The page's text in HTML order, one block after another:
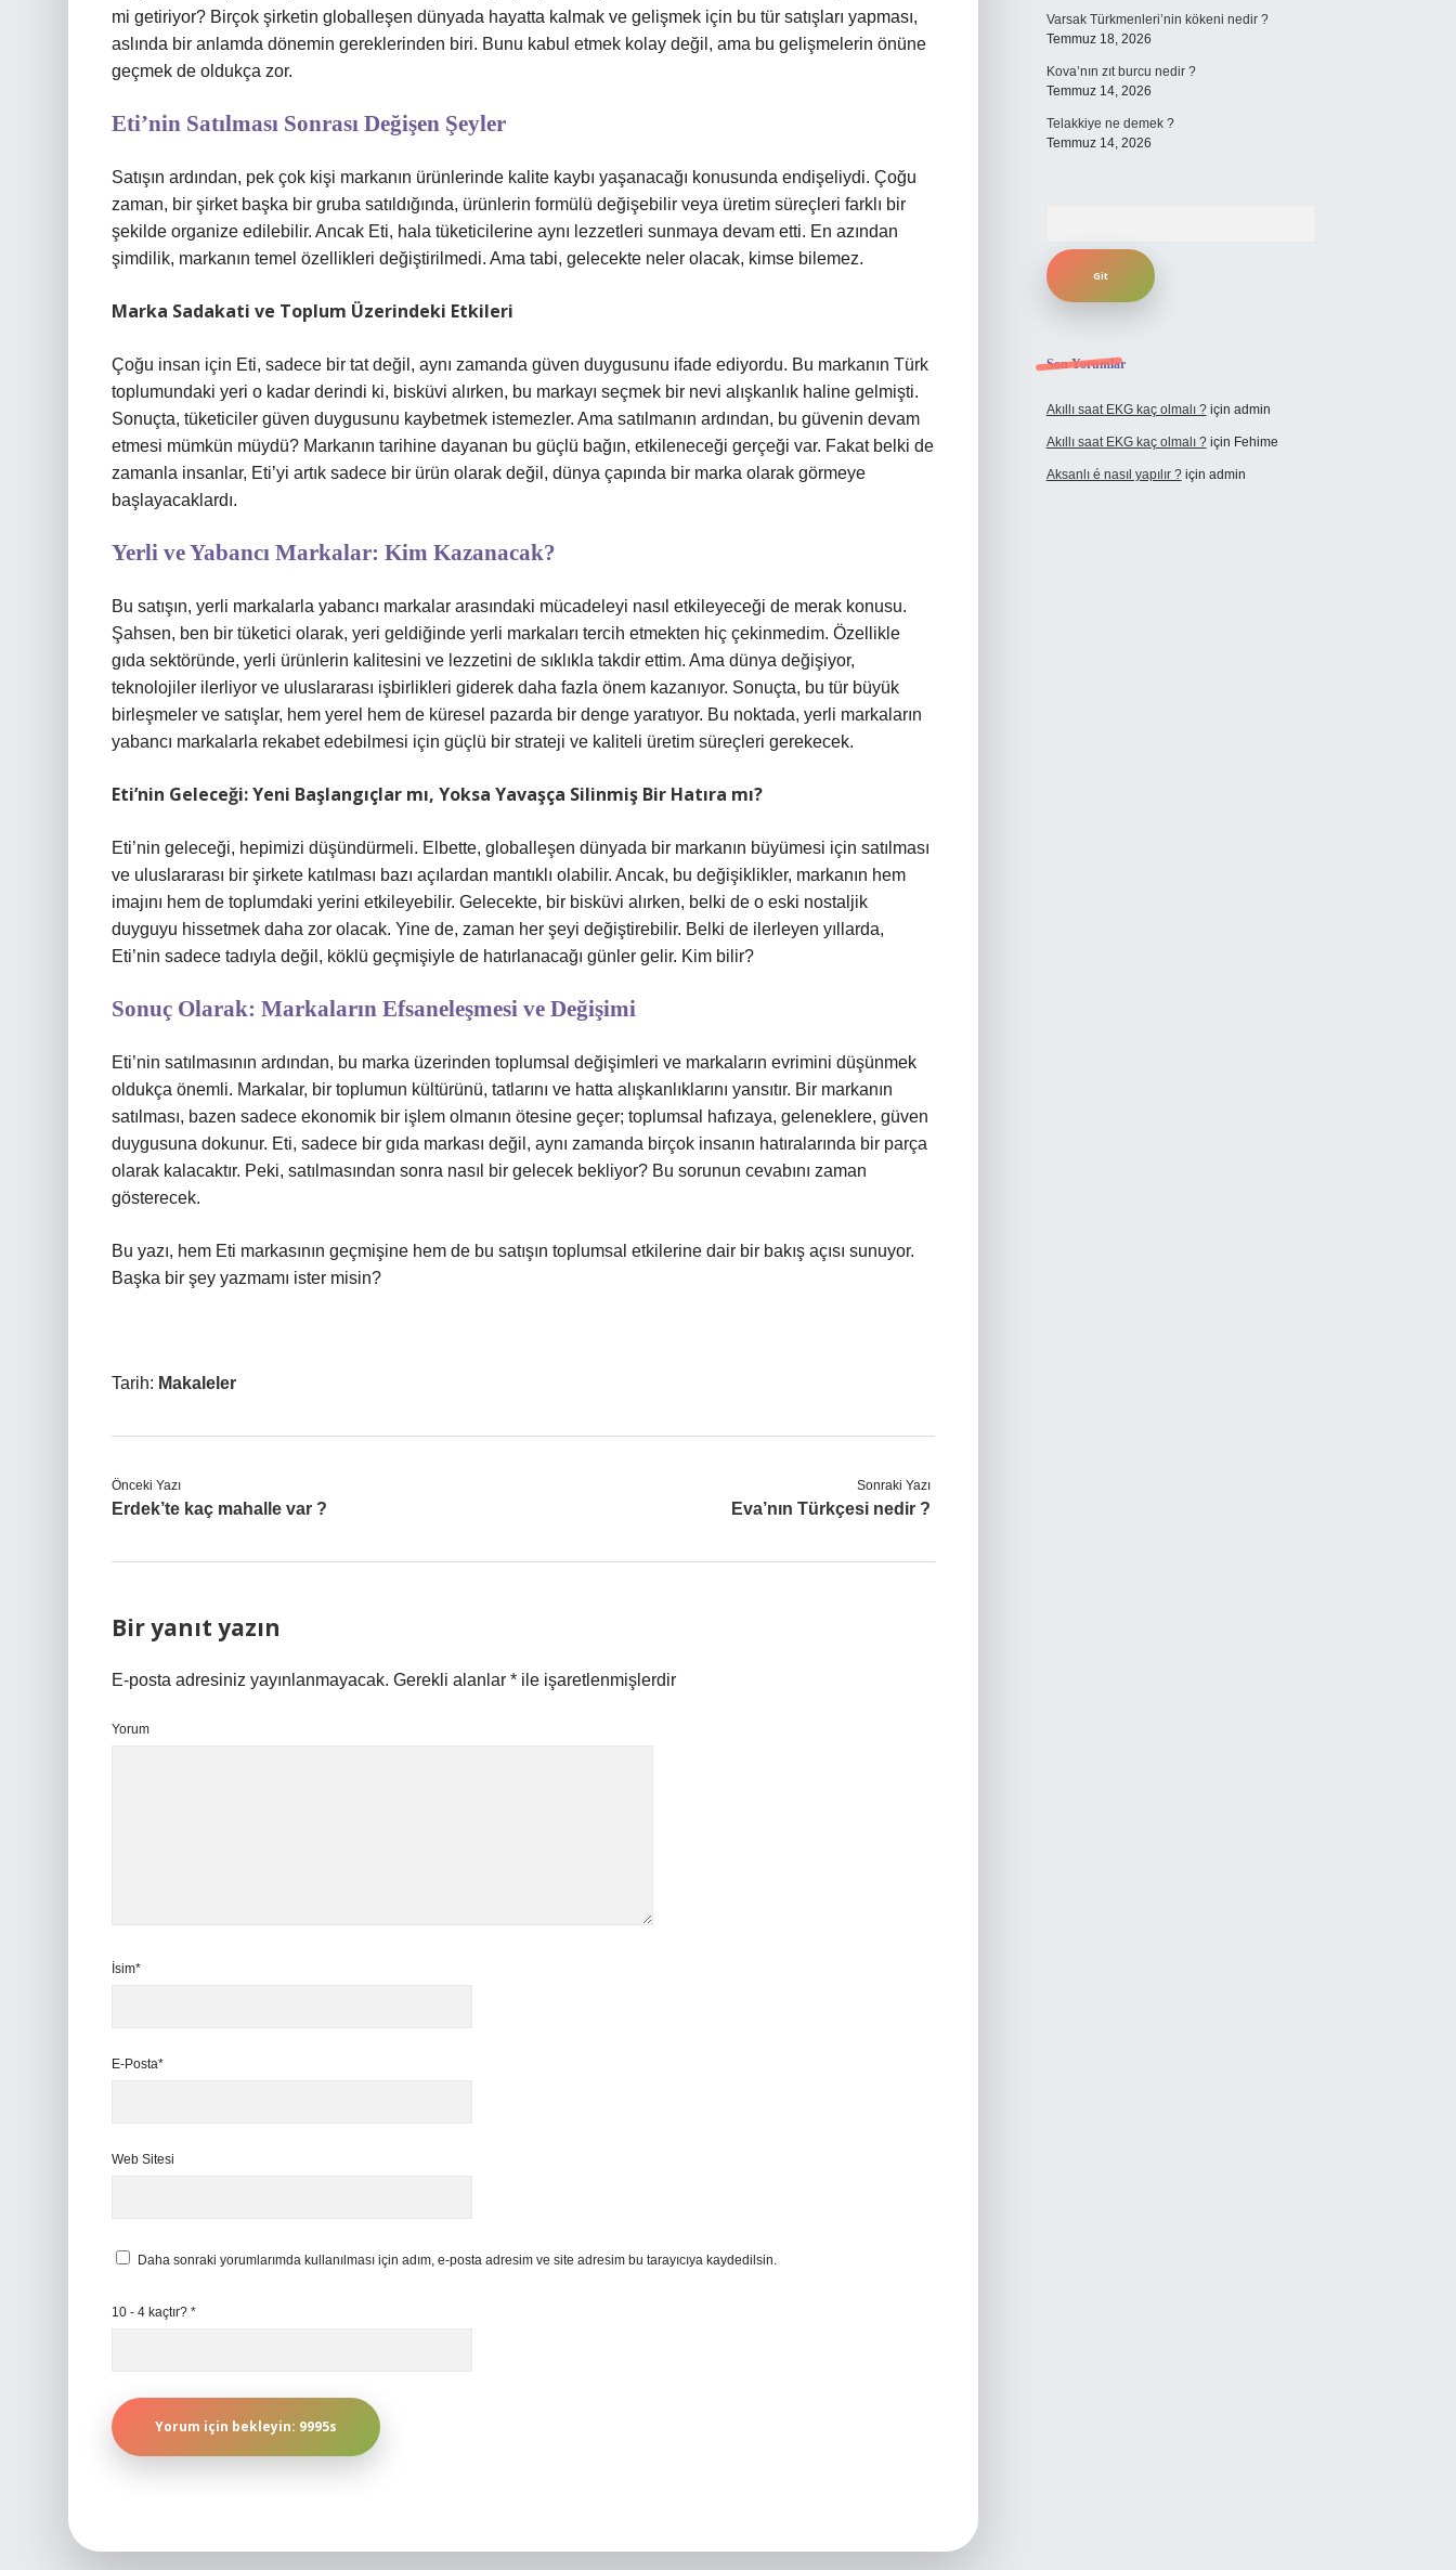
mi getiriyor? Birçok şirketin globalleşen dünyada hayatta kalmak ve gelişmek için bu tür satışları yapması,
aslında bir anlamda dönemin gereklerinden biri. Bunu kabul etmek kolay değil, ama bu gelişmelerin önüne
geçmek de oldukça zor.
Eti’nin Satılması Sonrası Değişen Şeyler
Satışın ardından, pek çok kişi markanın ürünlerinde kalite kaybı yaşanacağı konusunda endişeliydi. Çoğu
zaman, bir şirket başka bir gruba satıldığında, ürünlerin formülü değişebilir veya üretim süreçleri farklı bir
şekilde organize edilebilir. Ancak Eti, hala tüketicilerine aynı lezzetleri sunmaya devam etti. En azından
şimdilik, markanın temel özellikleri değiştirilmedi. Ama tabi, gelecekte neler olacak, kimse bilemez.
Marka Sadakati ve Toplum Üzerindeki Etkileri
Çoğu insan için Eti, sadece bir tat değil, aynı zamanda güven duygusunu ifade ediyordu. Bu markanın Türk
toplumundaki yeri o kadar derindi ki, bisküvi alırken, bu markayı seçmek bir nevi alışkanlık haline gelmişti.
Sonuçta, tüketiciler güven duygusunu kaybetmek istemezler. Ama satılmanın ardından, bu güvenin devam
etmesi mümkün müydü? Markanın tarihine dayanan bu güçlü bağın, etkileneceği gerçeği var. Fakat belki de
zamanla insanlar, Eti’yi artık sadece bir ürün olarak değil, dünya çapında bir marka olarak görmeye
başlayacaklardı.
Yerli ve Yabancı Markalar: Kim Kazanacak?
Bu satışın, yerli markalarla yabancı markalar arasındaki mücadeleyi nasıl etkileyeceği de merak konusu.
Şahsen, ben bir tüketici olarak, yeri geldiğinde yerli markaları tercih etmekten hiç çekinmedim. Özellikle
gıda sektöründe, yerli ürünlerin kalitesini ve lezzetini de sıklıkla takdir ettim. Ama dünya değişiyor,
teknolojiler ilerliyor ve uluslararası işbirlikleri giderek daha fazla önem kazanıyor. Sonuçta, bu tür büyük
birleşmeler ve satışlar, hem yerel hem de küresel pazarda bir denge yaratıyor. Bu noktada, yerli markaların
yabancı markalarla rekabet edebilmesi için güçlü bir strateji ve kaliteli üretim süreçleri gerekecek.
Eti’nin Geleceği: Yeni Başlangıçlar mı, Yoksa Yavaşça Silinmiş Bir Hatıra mı?
Eti’nin geleceği, hepimizi düşündürmeli. Elbette, globalleşen dünyada bir markanın büyümesi için satılması
ve uluslararası bir şirkete katılması bazı açılardan mantıklı olabilir. Ancak, bu değişiklikler, markanın hem
imajını hem de toplumdaki yerini etkileyebilir. Gelecekte, bir bisküvi alırken, belki de o eski nostaljik
duyguyu hissetmek daha zor olacak. Yine de, zaman her şeyi değiştirebilir. Belki de ilerleyen yıllarda,
Eti’nin sadece tadıyla değil, köklü geçmişiyle de hatırlanacağı günler gelir. Kim bilir?
Sonuç Olarak: Markaların Efsaneleşmesi ve Değişimi
Eti’nin satılmasının ardından, bu marka üzerinden toplumsal değişimleri ve markaların evrimini düşünmek
oldukça önemli. Markalar, bir toplumun kültürünü, tatlarını ve hatta alışkanlıklarını yansıtır. Bir markanın
satılması, bazen sadece ekonomik bir işlem olmanın ötesine geçer; toplumsal hafızaya, geleneklere, güven
duygusuna dokunur. Eti, sadece bir gıda markası değil, aynı zamanda birçok insanın hatıralarında bir parça
olarak kalacaktır. Peki, satılmasından sonra nasıl bir gelecek bekliyor? Bu sorunun cevabını zaman
gösterecek.
Bu yazı, hem Eti markasının geçmişine hem de bu satışın toplumsal etkilerine dair bir bakış açısı sunuyor.
Başka bir şey yazmamı ister misin?
Tarih: Makaleler
Önceki Yazı
Erdek’te kaç mahalle var ?
Sonraki Yazı
Eva’nın Türkçesi nedir ?
Bir yanıt yazın
E-posta adresiniz yayınlanmayacak. Gerekli alanlar * ile işaretlenmişlerdir
Yorum
İsim*
E-Posta*
Web Sitesi
Daha sonraki yorumlarımda kullanılması için adım, e-posta adresim ve site adresim bu tarayıcıya kaydedilsin.
10 - 4 kaçtır? *
Varsak Türkmenleri’nin kökeni nedir ?
Temmuz 18, 2026
Kova’nın zıt burcu nedir ?
Temmuz 14, 2026
Telakkiye ne demek ?
Temmuz 14, 2026
Son Yorumlar
Akıllı saat EKG kaç olmalı ?için admin
Akıllı saat EKG kaç olmalı ?için Fehime
Aksanlı é nasıl yapılır ?için admin